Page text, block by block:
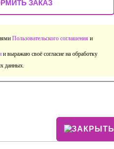
Пользовательского соглашения и
и выражаю своё согласие на обработку
данных.